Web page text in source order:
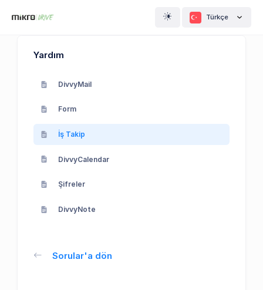
Türkçe
Yardım
DivvyMail
Form
İş Takip
DivvyCalendar
Şifreler
DivvyNote
Sorular'a dön